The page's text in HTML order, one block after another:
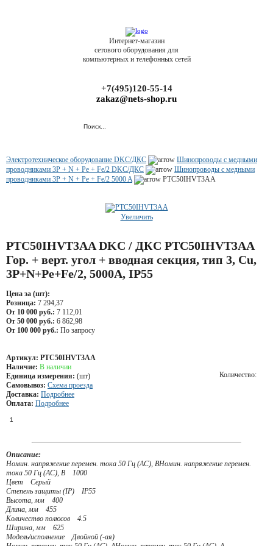
Интернет-магазин
сетового оборудования для
компьютерных и телефонных сетей
+7(495)120-55-14
zakaz@nets-shop.ru
Электротехническое оборудование DKC/ДКС
Шинопроводы с медными
проводниками 3P + N + Pe + Fe/2 DKC/ДКС
Шинопроводы с медными
проводниками 3P + N + Pe + Fe/2 5000 A
PTC50IHVT3AA
Увеличить
PTC50IHVT3AA DKC / ДКС PTC50IHVT3AA
Гор. + верт. угол + вводная секция, тип 3, Cu,
3P+N+Pe+Fe/2, 5000А, IP55
Цена за (шт):
Розница: 7 294,37
От 10 000 руб.: 7 112,01
От 50 000 руб.: 6 862,98
От 100 000 руб.: По запросу
Артикул: PTC50IHVT3AA
Наличие: В наличии
Единица измерения: (шт)
Самовывоз: Схема проезда
Доставка: Подробнее
Оплата: Подробнее
Количество:
Описание:
Номин. напряжение перемен. тока 50 Гц (AC), ВНомин. напряжение перемен.
тока 50 Гц (AC), В 1000
Цвет Серый
Степень защиты (IP) IP55
Высота, мм 400
Длина, мм 455
Количество полюсов 4.5
Ширина, мм 625
Модель/исполнение Двойной (-ая)